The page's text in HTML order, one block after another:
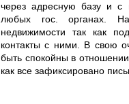
через адресную базу и с
любых гос. органах.
недвижимости так как
контакты с ними. В свою
быть спокойны в
как все зафиксировано